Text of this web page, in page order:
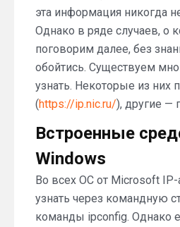
эта информация никогда
Однако в ряде случаев, о
поговорим далее, без
обойтись. Существуем
узнать. Некоторые из них
(https://ip.nic.ru/), другие —
Встроенные
Windows
Во всех ОС от Microsoft
узнать через командную
команды ipconfig. Однако